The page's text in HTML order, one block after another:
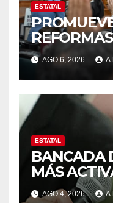
ESTATAL
REFORMAS * Salud,
y justicia,
AGO 6, 2026
ESTATAL
BANCADA
MÁS
AGO 4, 2026